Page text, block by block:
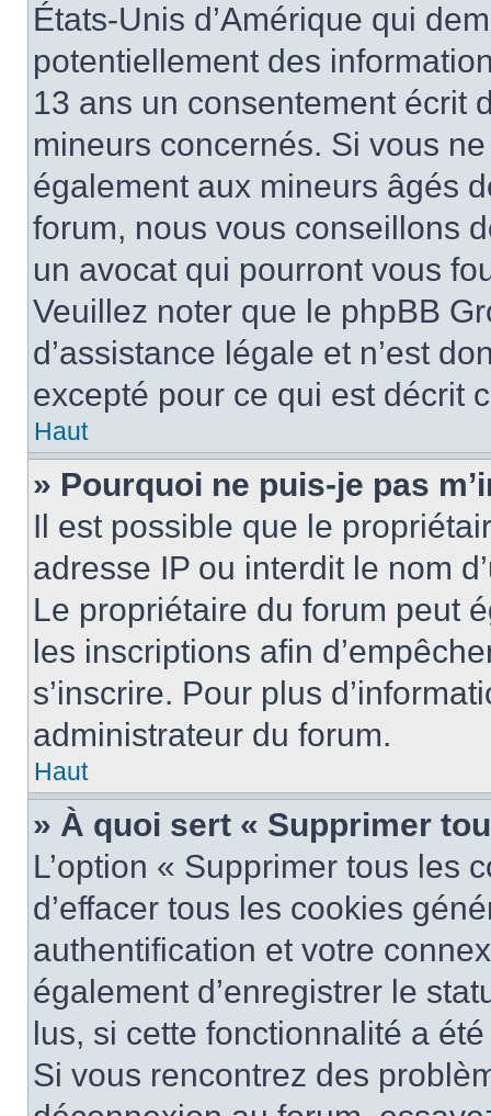
États-Unis d’Amérique qui
potentiellement des
13 ans un consentement écrit
mineurs concernés. Si vous
également aux mineurs âgés
forum, nous vous conseillons
un avocat qui pourront vous
Veuillez noter que le phpBB
d’assistance légale et n’est
excepté pour ce qui est décrit
Haut
» Pourquoi ne puis-je pas
Il est possible que le
adresse IP ou interdit le nom
Le propriétaire du forum peut
les inscriptions afin
s’inscrire. Pour plus
administrateur du forum.
Haut
» À quoi sert « Supprimer
L’option « Supprimer tous les
d’effacer tous les cookies
authentification et votre
également d’enregistrer le
lus, si cette fonctionnalité a
Si vous rencontrez des